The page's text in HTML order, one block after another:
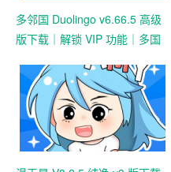
多邻国 Duolingo v6.66.5 高级
版下载｜解锁 VIP 功能｜多国